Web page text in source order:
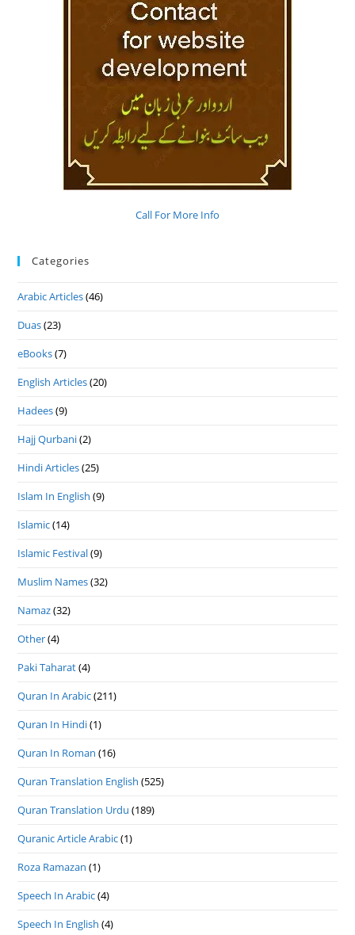
Call For More Info
Categories
Arabic Articles(46)
Duas(23)
eBooks(7)
English Articles(20)
Hadees(9)
Hajj Qurbani(2)
Hindi Articles(25)
Islam In English (9)
Islamic(14)
Islamic Festival(9)
Muslim Names(32)
Namaz(32)
Other(4)
Paki Taharat(4)
Quran In Arabic(211)
Quran In Hindi(1)
Quran In Roman (16)
Quran Translation English (525)
Quran Translation Urdu (189)
Quranic Article Arabic(1)
Roza Ramazan (1)
Speech In Arabic(4)
Speech In English (4)